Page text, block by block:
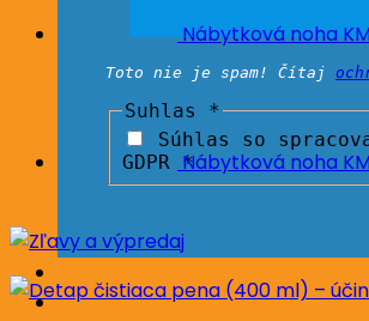
Toto nie je spam! Čítaj
Suhlas *
Súhlas so
GDPR *
Nábytková noha
Nábytková noha